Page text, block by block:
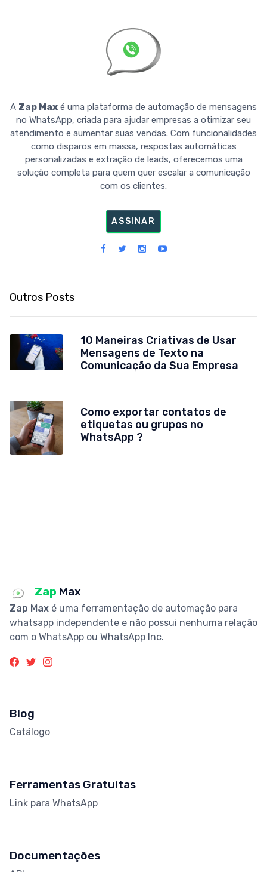
A Zap Max é uma plataforma de automação de mensagens
no WhatsApp, criada para ajudar empresas a otimizar seu
atendimento e aumentar suas vendas. Com funcionalidades
como disparos em massa, respostas automáticas
personalizadas e extração de leads, oferecemos uma
solução completa para quem quer escalar a comunicação
com os clientes.
ASSINAR
Outros Posts
10 Maneiras Criativas de Usar
Mensagens de Texto na
Comunicação da Sua Empresa
Como exportar contatos de
etiquetas ou grupos no
WhatsApp ?
Zap Max
Zap Max é uma ferramentação de automação para
whatsapp independente e não possui nenhuma relação
com o WhatsApp ou WhatsApp Inc.
Blog
Catálogo
Ferramentas Gratuitas
Link para WhatsApp
Documentações